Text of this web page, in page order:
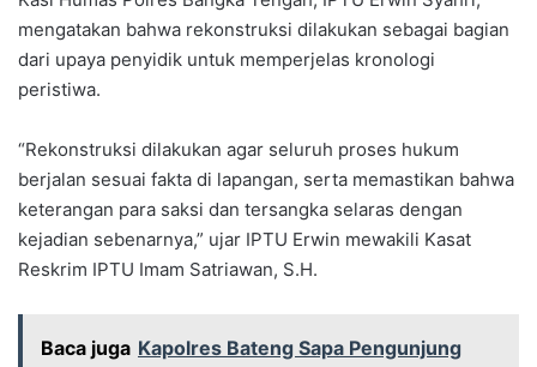
mengatakan bahwa rekonstruksi dilakukan sebagai bagian
dari upaya penyidik untuk memperjelas kronologi
peristiwa.
“Rekonstruksi dilakukan agar seluruh proses hukum
berjalan sesuai fakta di lapangan, serta memastikan bahwa
keterangan para saksi dan tersangka selaras dengan
kejadian sebenarnya,” ujar IPTU Erwin mewakili Kasat
Reskrim IPTU Imam Satriawan, S.H.
Baca juga Kapolres Bateng Sapa Pengunjung